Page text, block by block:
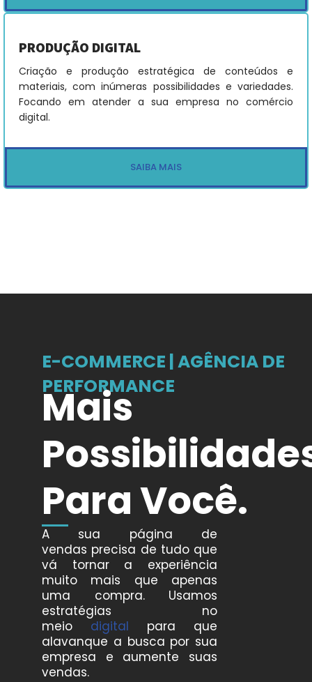
PRODUÇÃO DIGITAL
Criação e produção estratégica de conteúdos e
materiais, com inúmeras possibilidades e variedades.
Focando em atender a sua empresa no comércio
digital.
SAIBA MAIS
E-COMMERCE | AGÊNCIA DE
PERFORMANCE
Mais
Para Você.
A sua página de
vendas precisa de tudo que
vá tornar a experiência
muito mais que apenas
uma compra. Usamos
estratégias no
meio digital para que
alavanque a busca por sua
empresa e aumente suas
vendas.